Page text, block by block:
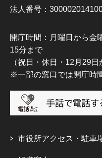
法人番号：
開庁時間：月曜日から金
15分まで
（祝日・休日・12月29日
※一部の窓口では開庁時
市役所アクセス・駐車